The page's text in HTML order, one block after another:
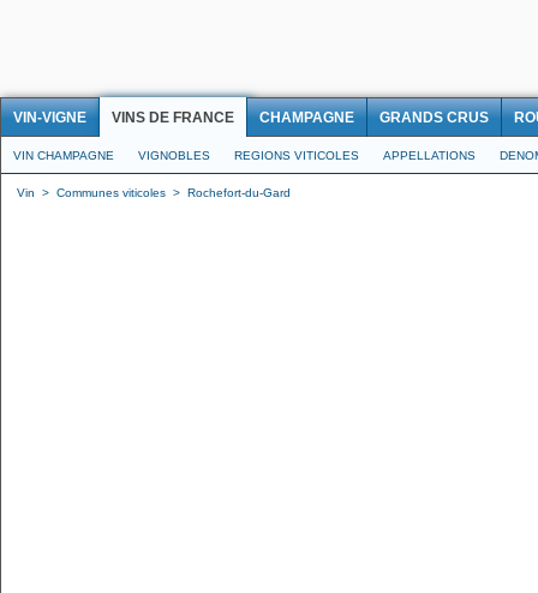
VIN-VIGNE VINS DE FRANCE CHAMPAGNE GRANDS CRUS
VIN CHAMPAGNE VIGNOBLES REGIONS VITICOLES APPELLATIONS
Vin > Communes viticoles > Rochefort-du-Gard